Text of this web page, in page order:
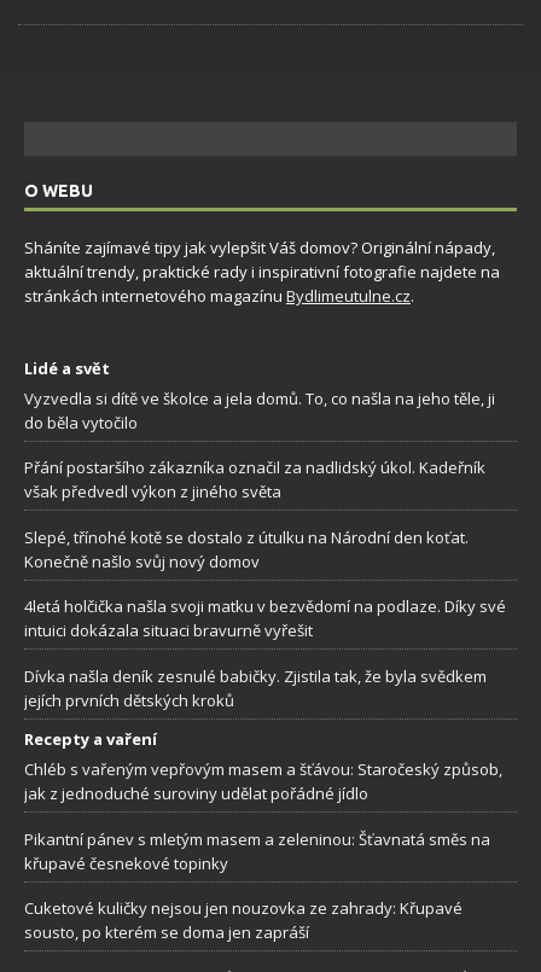
O WEBU
Sháníte zajímavé tipy jak vylepšit Váš domov? Originální nápady,
aktuální trendy, praktické rady i inspirativní fotografie najdete na
stránkách internetového magazínu Bydlimeutulne.cz.
Lidé a svět
Vyzvedla si dítě ve školce a jela domů. To, co našla na jeho těle, ji
do běla vytočilo
Přání postaršího zákazníka označil za nadlidský úkol. Kadeřník
však předvedl výkon z jiného světa
Slepé, třínohé kotě se dostalo z útulku na Národní den koťat.
Konečně našlo svůj nový domov
4letá holčička našla svoji matku v bezvědomí na podlaze. Díky své
intuici dokázala situaci bravurně vyřešit
Dívka našla deník zesnulé babičky. Zjistila tak, že byla svědkem
jejích prvních dětských kroků
Recepty a vaření
Chléb s vařeným vepřovým masem a šťávou: Staročeský způsob,
jak z jednoduché suroviny udělat pořádné jídlo
Pikantní pánev s mletým masem a zeleninou: Šťavnatá směs na
křupavé česnekové topinky
Cuketové kuličky nejsou jen nouzovka ze zahrady: Křupavé
sousto, po kterém se doma jen zapráší